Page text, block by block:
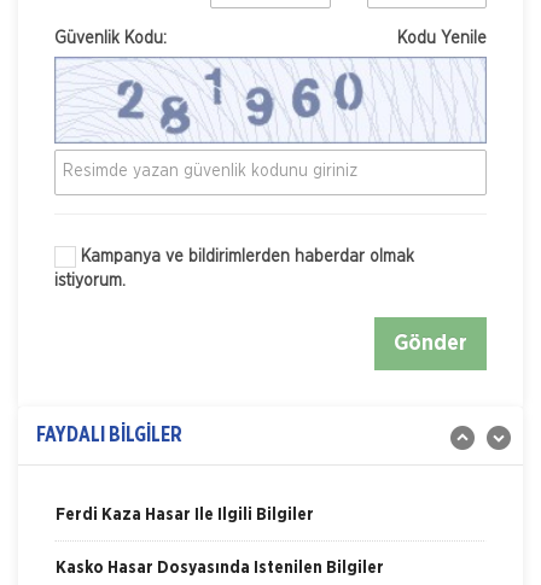
Güvenlik Kodu: Kodu Yenile
Kampanya ve bildirimlerden haberdar olmak
istiyorum.
Gönder
FAYDALI BİLGİLER
Yangın Hasarı ile ilgili Bilgiler
Ferdi Kaza Hasar İle İlgili Bilgiler
Kasko Hasar Dosyasında İstenilen Bilgiler